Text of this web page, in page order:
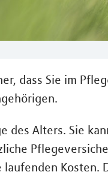
dass Sie im
des Alters. Sie
Kosten.